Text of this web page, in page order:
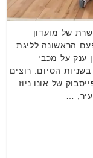
של מועדון
הראשונה לליגת
ענק על מכבי
הסיום. רוצים
של אונו ניוז
…